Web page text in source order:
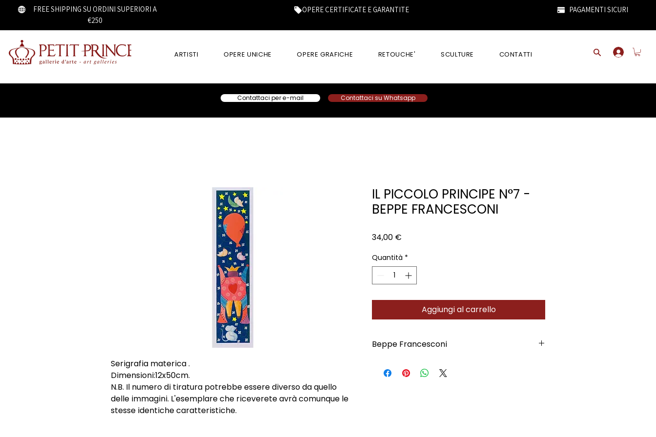
FREE SHIPPING SU ORDINI SUPERIORI A
€250
OPERE CERTIFICATE E GARANTITE PAGAMENTI SICURI
ARTISTI OPERE UNICHE OPERE GRAFICHE RETOUCHE' SCULTURE CONTATTI
Contattaci per e-mail Contattaci su Whatsapp
Serigrafia materica .
Dimensioni:12x50cm.
N.B. Il numero di tiratura potrebbe essere diverso da quello
delle immagini. L'esemplare che riceverete avrà comunque le
stesse identiche caratteristiche.
IL PICCOLO PRINCIPE N°7 -
BEPPE FRANCESCONI
34,00 €
Quantità *
Aggiungi al carrello
Beppe Francesconi